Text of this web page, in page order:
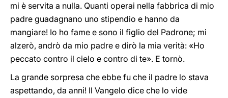
mi è servita a nulla. Quanti operai nella fabbrica di mio
padre guadagnano uno stipendio e hanno da
mangiare! Io ho fame e sono il figlio del Padrone; mi
alzerò, andrò da mio padre e dirò la mia verità: «Ho
peccato contro il cielo e contro di te». E tornò.
La grande sorpresa che ebbe fu che il padre lo stava
aspettando, da anni! Il Vangelo dice che lo vide